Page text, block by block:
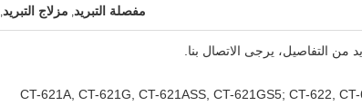
مفصلة التبريد, مزلاج التبريد,
من التفاصيل، يرجى الاتصال بنا.
CT-621A, CT-621G, CT-621ASS, CT-621GS5; CT-622,